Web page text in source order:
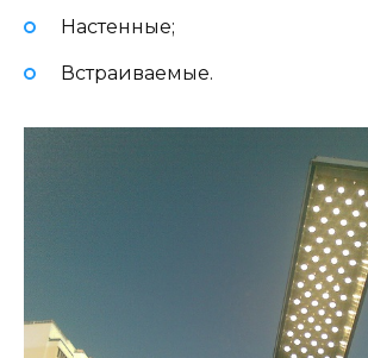
Настенные;
Встраиваемые.